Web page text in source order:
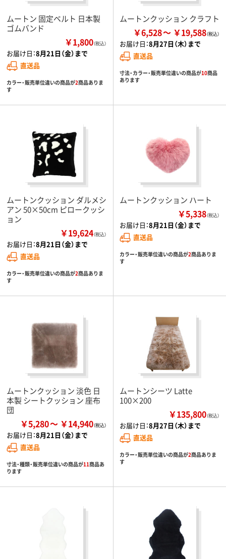
ムートン 固定ベルト 日本製
ゴムバンド
￥1,800（税込）
お届け日：8月21日（金）まで
直送品
カラー・販売単位違いの商品が2商品ありま
す
ムートンクッション クラフト
￥6,528 ￥19,588
お届け日：8月27日（木）まで
直送品
寸法・カラー・販売単位違いの商品が10商品
あります
ムートンクッション ダルメシ
アン 50×50cm ピロークッシ
ョン
￥19,624（税込）
お届け日：8月21日（金）まで
直送品
カラー・販売単位違いの商品が2商品ありま
す
ムートンクッション ハート
￥5,338（税込）
お届け日：8月21日（金）まで
直送品
カラー・販売単位違いの商品が2商品ありま
す
ムートンクッション 淡色 日
本製 シートクッション 座布
団
￥5,280 ￥14,940
お届け日：8月21日（金）まで
直送品
寸法・種類・販売単位違いの商品が11商品あ
ります
ムートンシーツ Latte
100×200
￥135,800（税込）
お届け日：8月27日（木）まで
直送品
カラー・販売単位違いの商品が2商品ありま
す